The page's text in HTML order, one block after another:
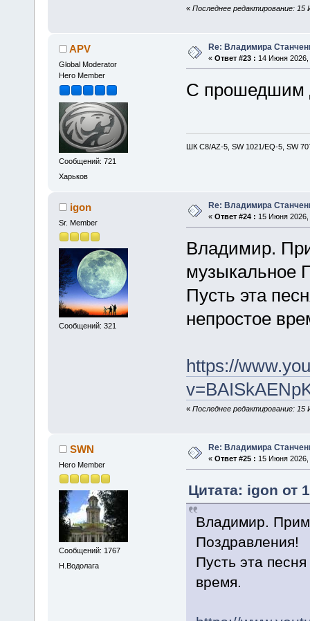
« Последнее редактирование: 15
APV
Global Moderator
Hero Member
Сообщений: 721
Харьков
Re: Владимира
« Ответ #23 : 14 Июня 2026,
С
ШК С8/AZ-5, SW 1021/EQ-5, SW
igon
Sr. Member
Сообщений: 321
Re: Владимира
« Ответ #24 : 15 Июня 2026,
Владимир.
музыкальное
Пусть эта
непростое
https://
« Последнее редактирование: 15
SWN
Hero Member
Сообщений: 1767
Н.Водолага
Re: Владимира
« Ответ #25 : 15 Июня 2026,
Цитата: igon от
Владимир.
Поздравления!
Пусть эта
время.